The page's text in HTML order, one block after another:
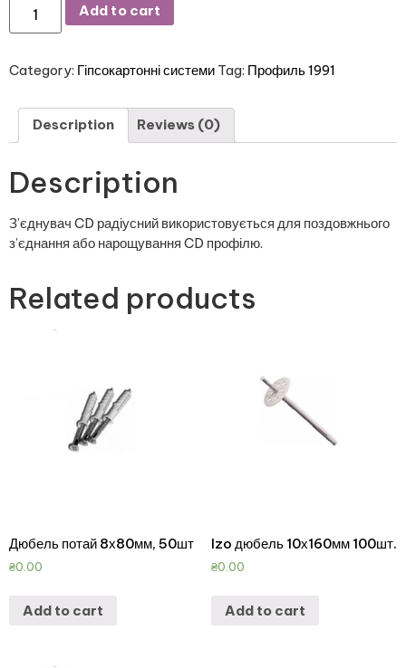
Add to cart
Category: Гіпсокартонні системи Tag: Профиль 1991
Description Reviews (0)
Description
З’єднувач CD радіусний використовується для поздовжнього
з’єднання або нарощування CD профілю.
Related products
Дюбель потай 8х80мм, 50шт
₴0.00
Add to cart
Izo дюбель 10х160мм 100шт.
₴0.00
Add to cart